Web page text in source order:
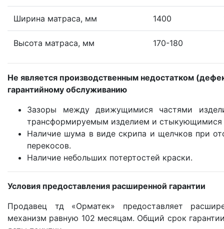
Ширина матраса, мм 1400
Высота матраса, мм 170-180
Не является производственным недостатком
гарантийному обслуживанию
Зазоры между движущимися частями
трансформируемым изделием и стыкующимися
Наличие шума в виде скрипа и щелчков при
перекосов.
Наличие небольших потертостей краски.
Условия предоставления расширенной гарантии
Продавец тд «Орматек» предоставляет
механизм равную 102 месяцам. Общий срок